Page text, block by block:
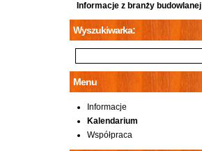
Informacje z branży budowlanej
Wyszukiwarka:
Menu
Informacje
Kalendarium
Współpraca